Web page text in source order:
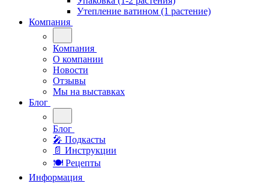
Утепление ватином (1 растение)
Компания
Компания
О компании
Новости
Отзывы
Мы на выставках
Блог
Блог
🎤︎︎ Подкасты
📄 Инструкции
🍽 Рецепты
Информация